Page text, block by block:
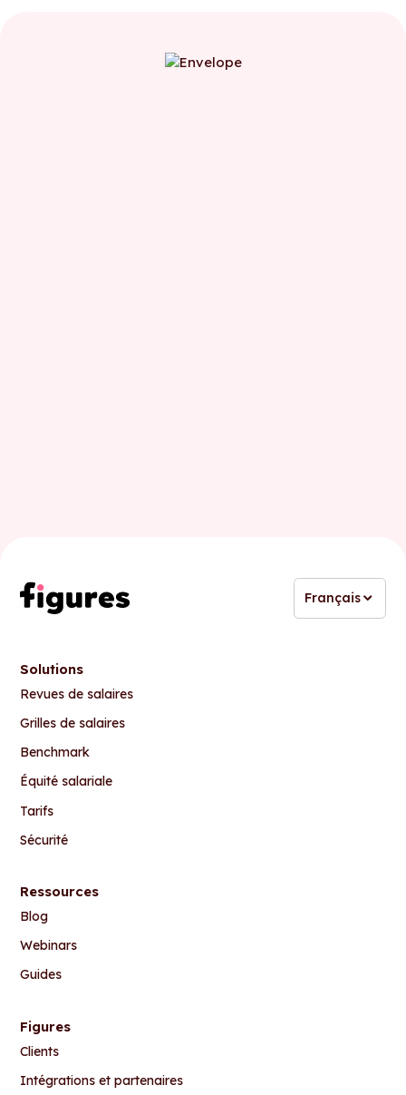
Français
Solutions
Revues de salaires
Grilles de salaires
Benchmark
Équité salariale
Tarifs
Sécurité
Ressources
Blog
Webinars
Guides
Figures
Clients
Intégrations et partenaires